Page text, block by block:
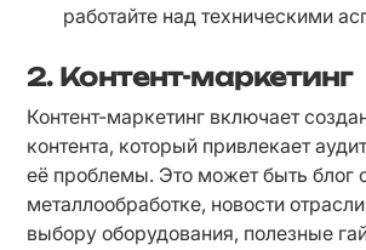
работайте над техническими
2. Контент-маркетинг
Контент-маркетинг включает
контента, который привлекает
её проблемы. Это может быть блог
металлообработке, новости
выбору оборудования, полезные